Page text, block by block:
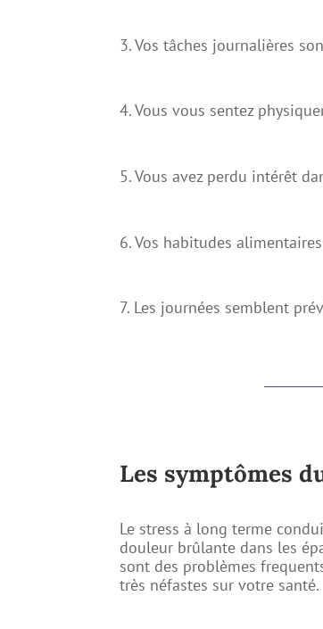
3. Vos tâches journalières
4. Vous vous sentez
5. Vous avez perdu intérêt
6. Vos habitudes
7. Les journées semblent
Les symptômes
Le stress à long terme
douleur brûlante dans les
sont des problèmes
très néfastes sur votre santé.